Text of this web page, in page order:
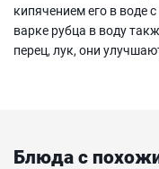
кипячением его в воде
варке рубца в воду
перец, лук, они
Блюда с